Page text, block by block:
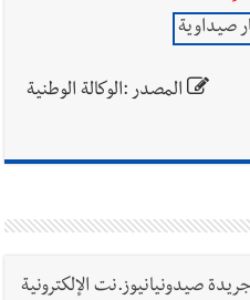
الألم؟ وإلى متى تستمر هذه
يحذّر إيران من ضربة قوية...
صيداوية
المصدر :الوكالة الوطنية
صيدونيانيوز.نت الإلكترونية